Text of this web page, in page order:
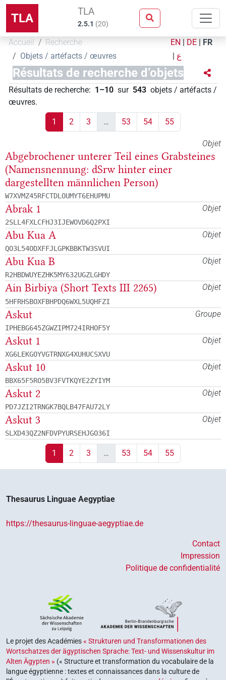
TLA TLA
2.5.1 (20)
Accueil
Recherche
Objets / artéfacts / œuvres
EN | DE | FR
ع
Résultats de recherche d’objets
Résultats de recherche: 1–10 sur 543 objets / artéfacts /
œuvres.
1 2 3 … 53 54 55
Objet
Abgebrochener unterer Teil eines Grabsteines
(Namensnennung: dSrw hinter einer
dargestellten männlichen Person)
W7XVMZ45RFCTDLOUMYT6EHUPMU
Objet
Abrak 1
2SLL4FXLCFHJ3IJEWOVD6Q2PXI
Objet
Abu Kua A
QO3L54ODXFFJLGPKBBKTW3SVUI
Objet
Abu Kua B
R2HBDWUYEZHK5MY632UGZLGHDY
Objet
Ain Birbiya (Short Texts III 2265)
5HFRHSBOXFBHPDQ6WXL5UQHFZI
Groupe
Askut
IPHEBG645ZGWZIPM724IRHOF5Y
Objet
Askut 1
XG6LEKGOYVGTRNXG4XUHUCSXVU
Objet
Askut 10
BBX65F5RO5BV3FVTKQYE2ZYIYM
Objet
Askut 2
PD7JZI2TRNGK7BQLB47FAU72LY
Objet
Askut 3
SLXD43QZ2NFDVPYURSEHJGO36I
1 2 3 … 53 54 55
Thesaurus Linguae Aegyptiae
https://thesaurus-linguae-aegyptiae.de
Contact
Impression
Politique de confidentialité
Le projet des Académies« Strukturen und Transformationen des
Wortschatzes der ägyptischen Sprache: Text- und Wissenskultur im
Alten Ägypten » (« Structure et transformation du vocabulaire de la
langue égyptienne : textes et connaissances dans la culture de